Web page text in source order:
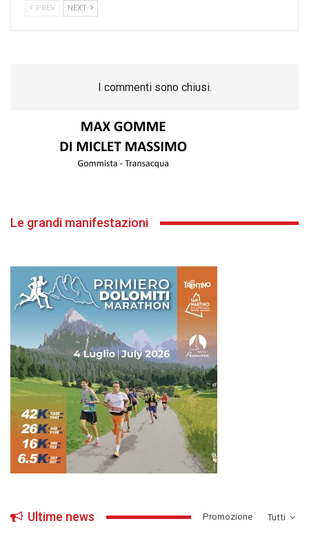
PREV NEXT
I commenti sono chiusi.
Le grandi manifestazioni
Tutti
Ultime news ­Promozione